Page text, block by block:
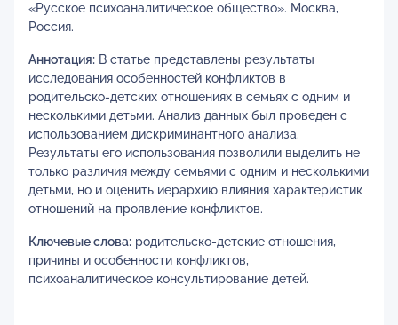
«Русское психоаналитическое общество». Москва,
Россия.
Аннотация: В статье представлены результаты
исследования особенностей конфликтов в
родительско-детских отношениях в семьях с одним и
несколькими детьми. Анализ данных был проведен с
использованием дискриминантного анализа.
Результаты его использования позволили выделить не
только различия между семьями с одним и несколькими
детьми, но и оценить иерархию влияния характеристик
отношений на проявление конфликтов.
Ключевые слова: родительско-детские отношения,
причины и особенности конфликтов,
психоаналитическое консультирование детей.